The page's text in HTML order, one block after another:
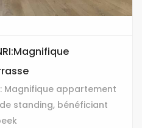
Magnifique appartement
standing, bénéficiant